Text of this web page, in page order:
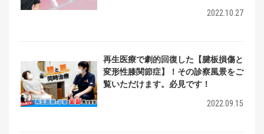
2022.10.27
再生医療で劇的回復した【腱板損傷と
変形性膝関節症】！その診察風景をご
覧いただけます。必見です！
2022.09.15